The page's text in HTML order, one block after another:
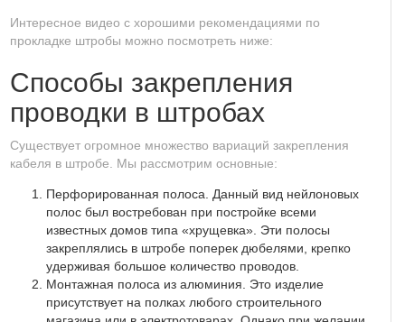
Интересное видео с хорошими рекомендациями по
прокладке штробы можно посмотреть ниже:
Способы закрепления
проводки в штробах
Существует огромное множество вариаций закрепления
кабеля в штробе. Мы рассмотрим основные:
Перфорированная полоса. Данный вид нейлоновых
полос был востребован при постройке всеми
известных домов типа «хрущевка». Эти полосы
закреплялись в штробе поперек дюбелями, крепко
удерживая большое количество проводов.
Монтажная полоса из алюминия. Это изделие
присутствует на полках любого строительного